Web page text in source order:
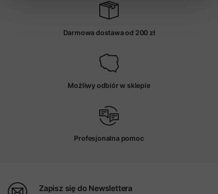
Darmowa dostawa od 200 zł
Możliwy odbiór w sklepie
Profesjonalna pomoc
Zapisz się do Newslettera